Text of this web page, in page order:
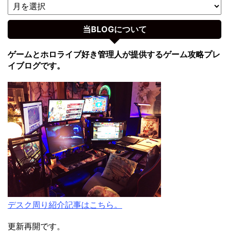
当BLOGについて
ゲームとホロライブ好き管理人が提供するゲーム攻略プレ
イブログです。
デスク周り紹介記事はこちら。
更新再開です。